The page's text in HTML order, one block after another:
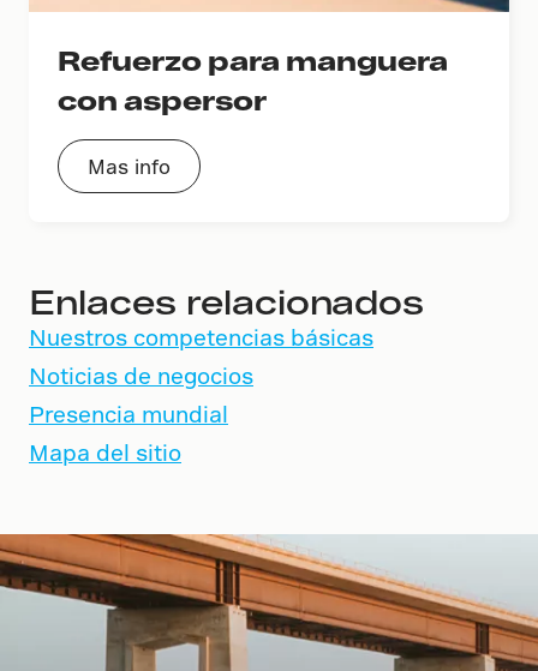
Refuerzo para manguera
con aspersor
Mas info
Enlaces relacionados
Nuestros competencias básicas
Noticias de negocios
Presencia mundial
Mapa del sitio